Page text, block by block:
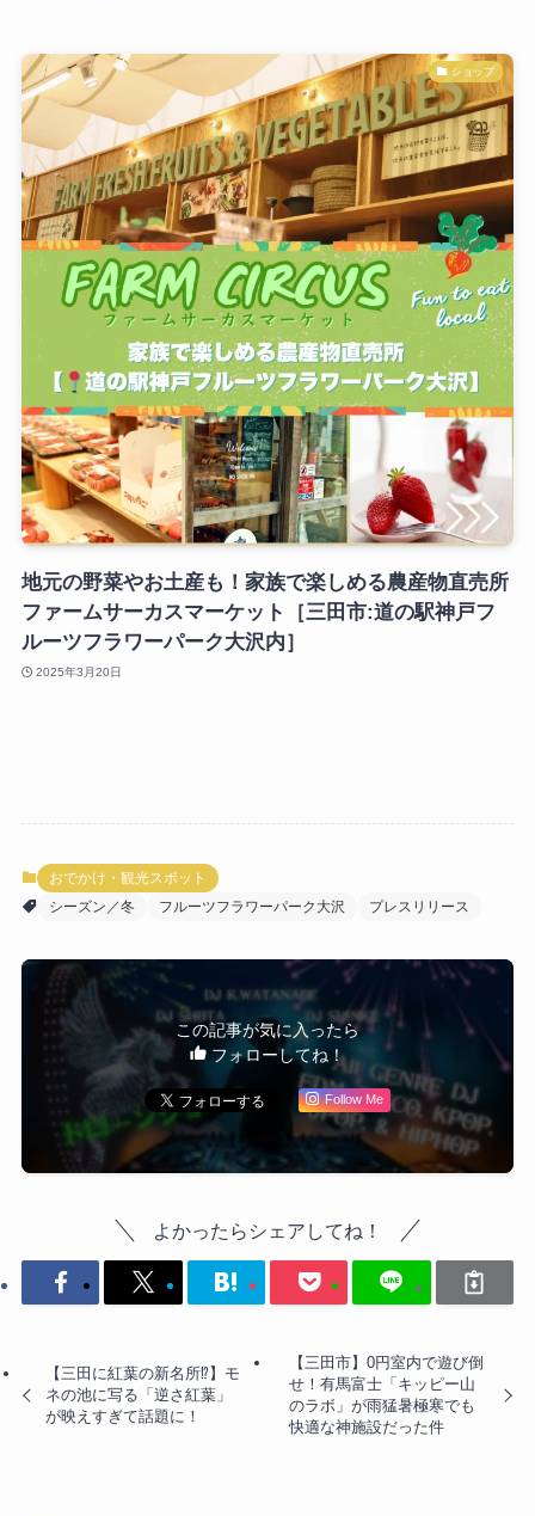
ショップ
地元の野菜やお土産も！家族で楽しめる農産物直売所
ファームサーカスマーケット［三田市:道の駅神戸フ
ルーツフラワーパーク大沢内］
2025年3月20日
おでかけ・観光スポット
シーズン／冬
フルーツフラワーパーク大沢 プレスリリース
この記事が気に入ったら
フォローしてね！
Follow Me
よかったらシェアしてね！
【三田に紅葉の新名所⁉︎】モ
ネの池に写る「逆さ紅葉」
が映えすぎて話題に！
【三田市】0円室内で遊び倒
せ！有馬富士「キッピー山
のラボ」が雨猛暑極寒でも
快適な神施設だった件